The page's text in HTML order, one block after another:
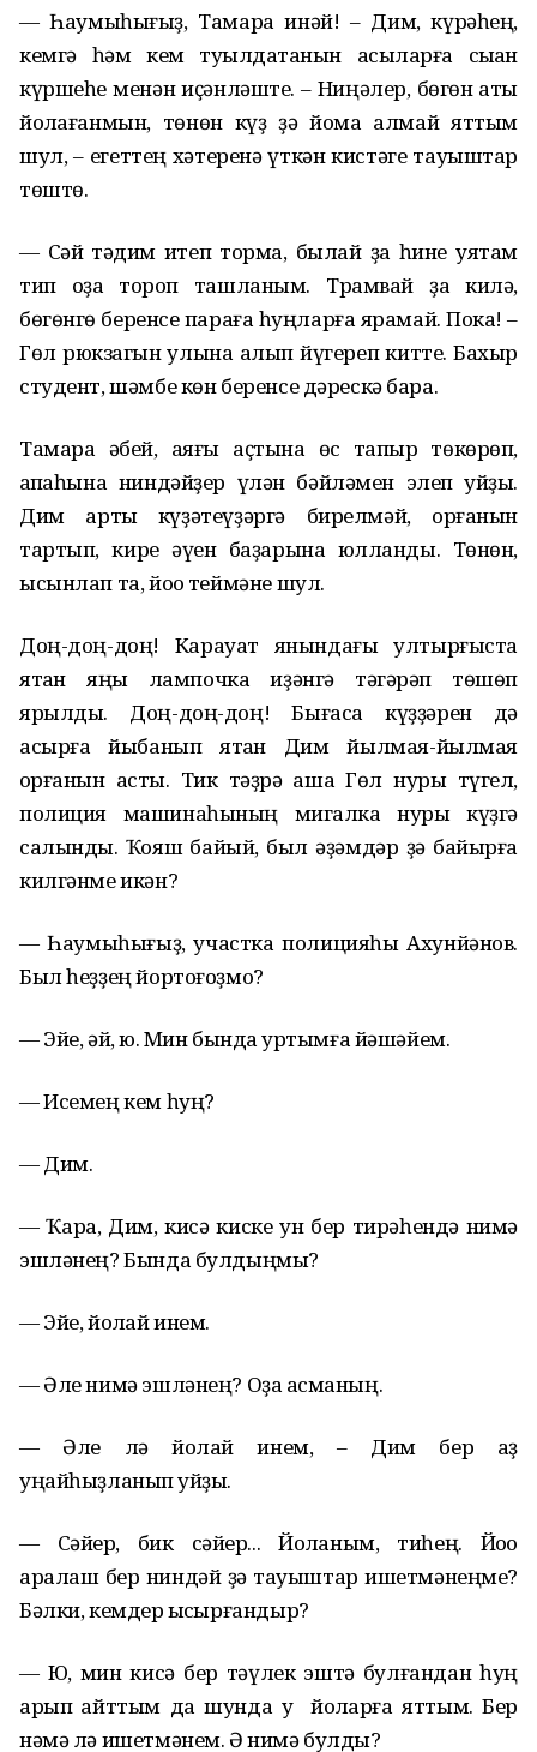
— ­Һаумыһығыҙ, Тамара инәй! – Дим, күрәһең,
кемгә һәм кем туҡылдатҡанын асыҡларға сыҡҡан
күршеһе менән иҫәнләште. – Ниңәлер, бөгөн ҡаты
йоҡлағанмын, төнөн күҙ ҙә йома алмай яттым
шул, – егеттең хәтеренә үткән кистәге тауыштар
төштө.
— Сәй тәҡдим итеп торма, былай ҙа һине уятам
тип оҙаҡ тороп ташланым. Трамвай ҙа килә,
бөгөнгө беренсе параға һуңларға ярамай. Пока! –
Гөл рюкзагын ҡулына алып йүгереп китте. Бахыр
студент, шәмбе көн беренсе дәрескә бара.
Тамара әбей, аяғы аҫтына өс тапҡыр төкөрөп,
ҡапҡаһына ниндәйҙер үлән бәйләмен элеп ҡуйҙы.
Дим артыҡ күҙәтеүҙәргә бирелмәй, ҡорғанын
тартып, кире әүен баҙарына юлланды. Төнөн,
ысынлап та, йоҡо теймәне шул.
Доң-доң-доң! Карауат янындағы ултырғыста
ятҡан яңы лампочка иҙәнгә тәгәрәп төшөп
ярылды. Доң-доң-доң! Бығаса күҙҙәрен дә
асырға йыбанып ятҡан Дим йылмая-йылмая
ҡорғанын асты. Тик тәҙрә аша Гөл нуры түгел,
полиция машинаһының мигалка нуры күҙгә
салынды. Ҡояш байый, был әҙәмдәр ҙә байырға
килгәнме икән?
— Һаумыһығыҙ, участка полицияһы Ахунйәнов.
Был һеҙҙең йортоғоҙмо?
— Эйе, әй, юҡ. Мин бында ҡуртымға йәшәйем.
— Исемең кем һуң?
— ­Дим.
— Ҡара, Дим, кисә киске ун бер тирәһендә нимә
эшләнең? Бында булдыңмы?
— Эйе, йоҡлай инем.
— Әле нимә эшләнең? Оҙаҡ асманың.
— Әле лә йоҡлай инем, – Дим бер аҙ
уңайһыҙланып ҡуйҙы.
— Сәйер, бик сәйер... Йоҡланым, тиһең. Йоҡо
аралаш бер ниндәй ҙә тауыштар ишетмәнеңме?
Бәлки, кемдер ҡысҡырғандыр?
— Юҡ, мин кисә бер тәүлек эштә булғандан һуң
арып ҡайттым да шунда уҡ йоҡларға яттым. Бер
нәмә лә ишетмәнем. Ә нимә булды?